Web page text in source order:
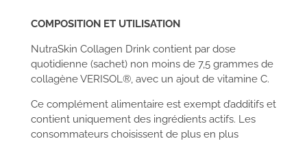
COMPOSITION ET UTILISATION
NutraSkin Collagen Drink contient par dose
quotidienne (sachet) non moins de 7,5 grammes de
collagène VERISOL®, avec un ajout de vitamine C.
Ce complément alimentaire est exempt d’additifs et
contient uniquement des ingrédients actifs. Les
consommateurs choisissent de plus en plus